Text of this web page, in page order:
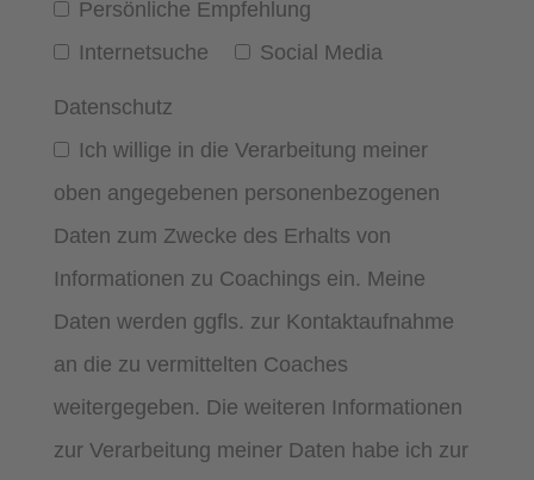
Persönliche Empfehlung
Internetsuche
Social Media
Datenschutz
Ich willige in die Verarbeitung meiner
oben angegebenen personenbezogenen
Daten zum Zwecke des Erhalts von
Informationen zu Coachings ein. Meine
Daten werden ggfls. zur Kontaktaufnahme
an die zu vermittelten Coaches
weitergegeben. Die weiteren Informationen
zur Verarbeitung meiner Daten habe ich zur